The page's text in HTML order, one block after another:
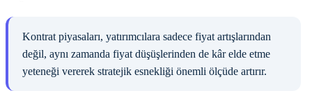
Kontrat piyasaları, yatırımcılara sadece fiyat artışlarından
değil, aynı zamanda fiyat düşüşlerinden de kâr elde etme
yeteneği vererek stratejik esnekliği önemli ölçüde artırır.